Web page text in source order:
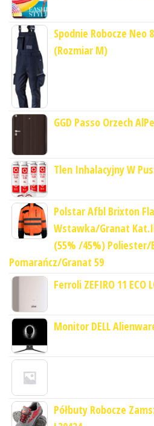
Spodnie Robocze Neo
(Rozmiar M)
GGD Passo Orzech
Tlen Inhalacyjny W
Polstar Afbl Brixton
Wstawka/Granat
(55% /45%) Poliester/
Pomarańcz/Granat 59
Ferroli ZEFIRO 11 ECO
Monitor DELL
Półbuty Robocze